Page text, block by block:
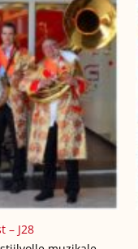
– J28